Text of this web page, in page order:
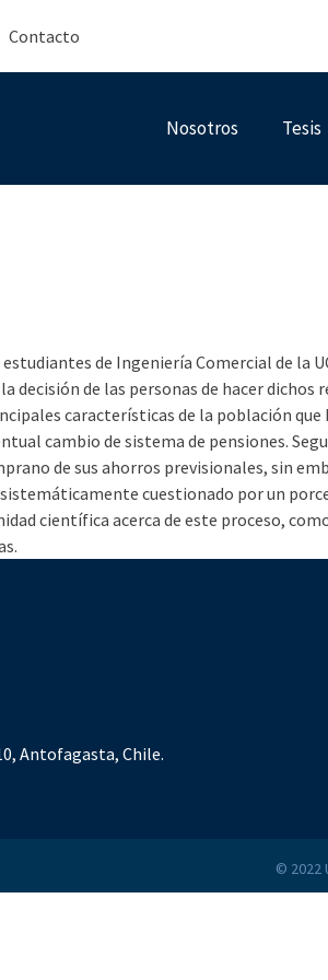
Contacto
Nosotros Tesis
de Ingeniería Comercial de la
de las personas de hacer
características de la población
cambio de sistema de pensiones.
de sus ahorros previsionales, sin
cuestionado por un
científica acerca de este proceso,
Antofagasta, Chile.
© 2022